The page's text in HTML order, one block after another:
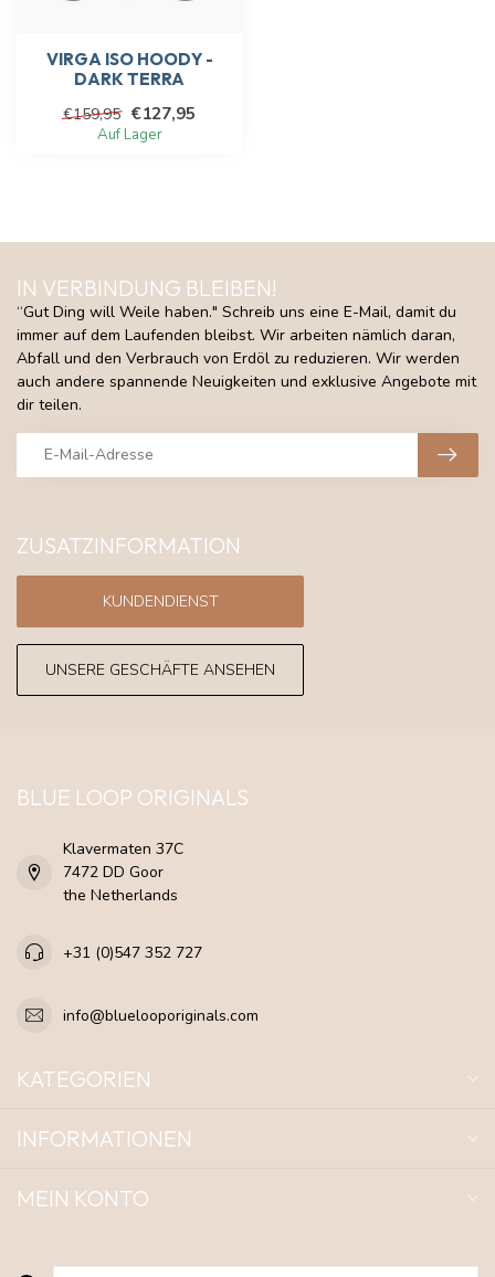
VIRGA ISO HOODY -
DARK TERRA
€159,95 €127,95
Auf Lager
ZUSATZINFORMATION
KUNDENDIENST
UNSERE GESCHÄFTE ANSEHEN
IN VERBINDUNG BLEIBEN!
“Gut Ding will Weile haben." Schreib uns eine E-Mail, damit du
immer auf dem Laufenden bleibst. Wir arbeiten nämlich daran,
Abfall und den Verbrauch von Erdöl zu reduzieren. Wir werden
auch andere spannende Neuigkeiten und exklusive Angebote mit
dir teilen.
BLUE LOOP ORIGINALS
Klavermaten 37C
7472 DD Goor
the Netherlands
+31 (0)547 352 727
info@bluelooporiginals.com
KATEGORIEN
INFORMATIONEN
MEIN KONTO